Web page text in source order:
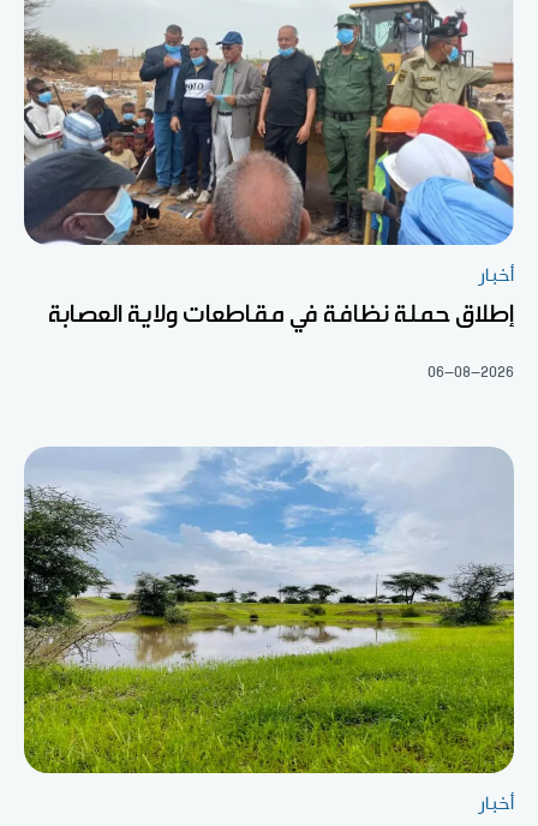
أخبار
إطلاق حملة نظافة في مقاطعات ولاية العصابة
06-08-2026
أخبار